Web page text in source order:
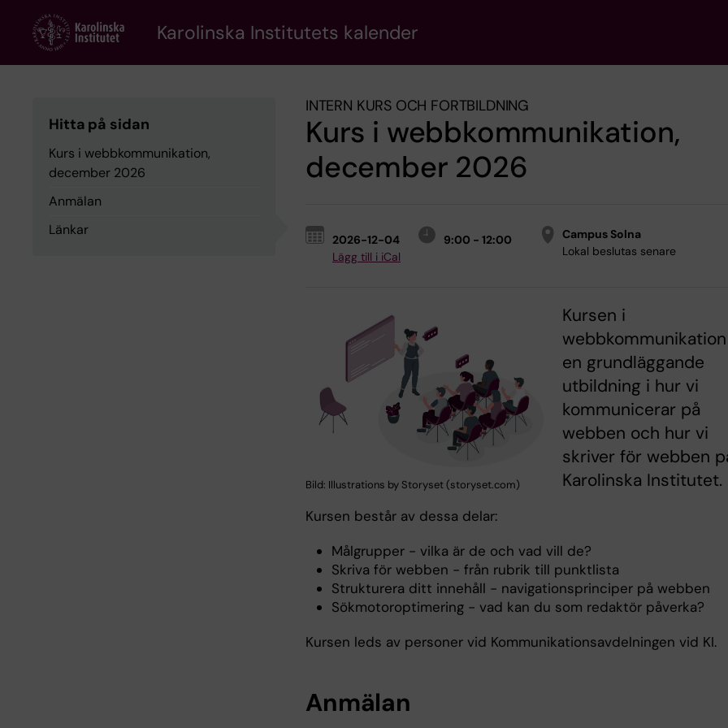
content
Karolinska Institutets kalender
Hitta på sidan
Kurs i webbkommunikation,
december 2026
Anmälan
Länkar
INTERN KURS OCH FORTBILDNING
Kurs i webbkommunikation,
december 2026
2026-12-04
9:00 - 12:00
Lägg till i iCal
Campus Solna
Lokal beslutas senare
Bild: Illustrations by Storyset (storyset.com)
Kursen i
en grundläggande
utbildning i hur vi
kommunicerar på
webben och hur vi
skriver för webben
Karolinska Institutet.
Kursen består av dessa delar:
Målgrupper - vilka är de och vad vill de?
Skriva för webben - från rubrik till punktlista
Strukturera ditt innehåll - navigationsprinciper på webben
Sökmotoroptimering - vad kan du som redaktör påverka?
Kursen leds av personer vid Kommunikationsavdelningen vid KI.
Anmälan